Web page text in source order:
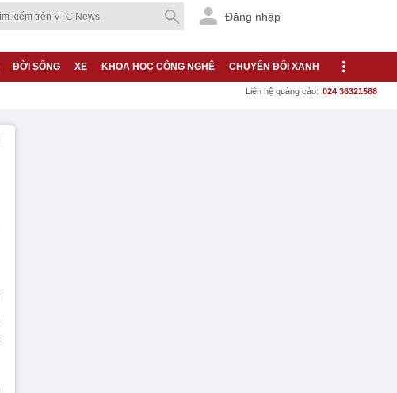
Đăng nhập
ĐỜI SỐNG XE KHOA HỌC CÔNG NGHỆ CHUYỂN ĐỔI XANH
Liên hệ quảng cáo: 024 36321588